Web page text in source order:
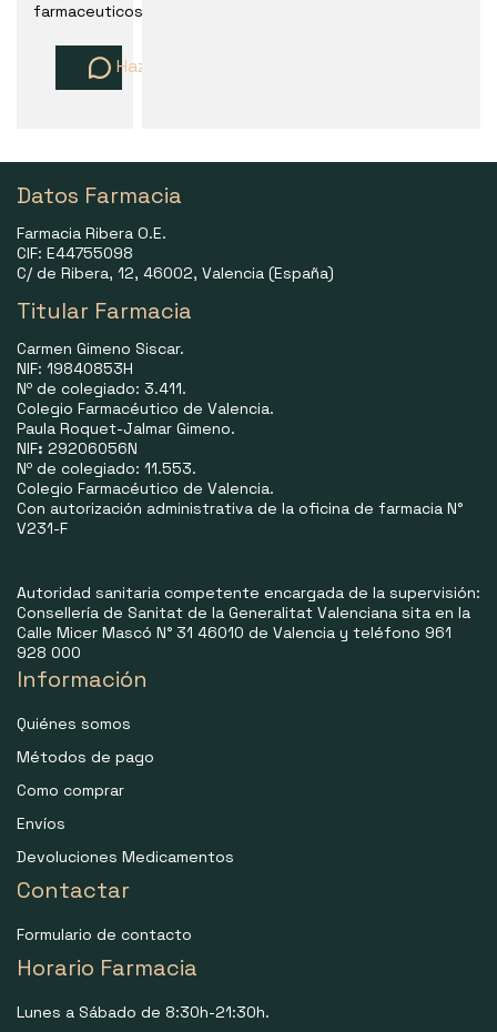
farmaceuticos
Haz una pregunta
Datos Farmacia
Farmacia Ribera O.E.
CIF: E44755098
C/ de Ribera, 12, 46002, Valencia (España)
Titular Farmacia
Carmen Gimeno Siscar.
NIF: 19840853H
Nº de colegiado: 3.411.
Colegio Farmacéutico de Valencia.
Paula Roquet-Jalmar Gimeno.
NIF: 29206056N
Nº de colegiado: 11.553.
Colegio Farmacéutico de Valencia.
Con autorización administrativa de la oficina de farmacia N°
V231-F
Autoridad sanitaria competente encargada de la supervisión:
Consellería de Sanitat de la Generalitat Valenciana sita en la
Calle Micer Mascó N° 31 46010 de Valencia y teléfono 961
928 000
Información
Quiénes somos
Métodos de pago
Como comprar
Envíos
Devoluciones Medicamentos
Contactar
Formulario de contacto
Horario Farmacia
Lunes a Sábado de 8:30h-21:30h.